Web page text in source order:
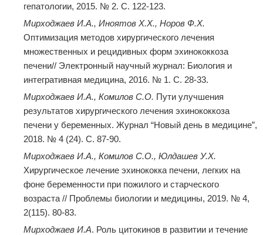
гепатологии, 2015. № 2. С. 122-123.
Мирходжаев И.А., Иноятов Х.Х., Норов Ф.Х.
Оптимизация методов хирургического лечения
множественных и рецидивных форм эхинококкоза
печени// Электронный научный журнал: Биология и
интегративная медицина, 2016. № 1. С. 28-33.
Мирходжаев И.А., Комилов С.О. Пути улучшения
результатов хирургического лечения эхинококкоза
печени у беременных. Журнал “Новый день в медицине”,
2018. № 4 (24). С. 87-90.
Мирходжаев И.А., Комилов С.О., Юлдашев У.Х.
Хирургическое лечение эхинококка печени, легких на
фоне беременности при пожилого и старческого
возраста // Проблемы биологии и медицины, 2019. № 4,
2(115). 80-83.
Мирходжаев И.А. Роль цитокинов в развитии и течение